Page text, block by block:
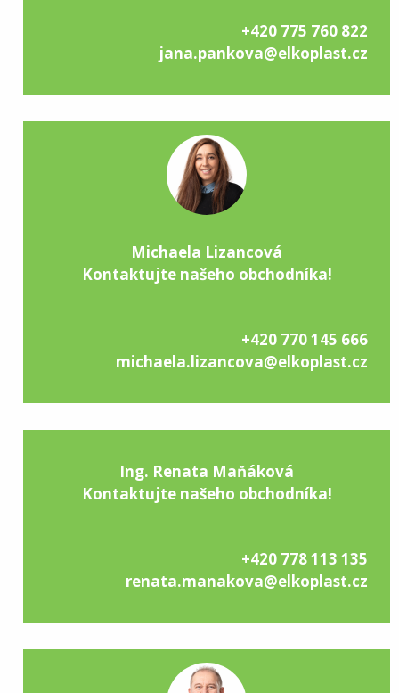
+420 775 760 822
jana.pankova@elkoplast.cz
Michaela Lizancová
Kontaktujte našeho obchodníka!
+420 770 145 666
michaela.lizancova@elkoplast.cz
Ing. Renata Maňáková
Kontaktujte našeho obchodníka!
+420 778 113 135
renata.manakova@elkoplast.cz